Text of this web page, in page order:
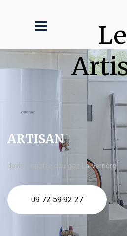
ARTISAN
devis Chauffe eau gaz La Verrière
09 72 59 92 27